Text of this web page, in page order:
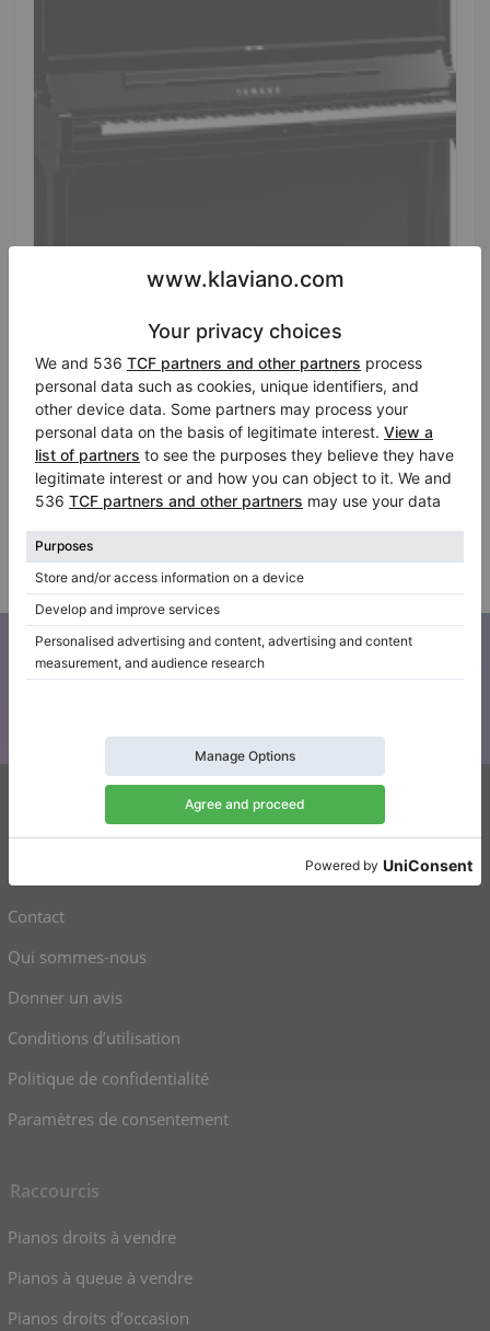
Prix de vente:
$22,159.04
Hot
Neufs, Yamaha, SE122 SH
Hauteur:48″
Pays:Italie
Ville:Cavernago
Professionnel (Entreprise)
Vendeur vérifié
S’abonner à notre newsletter
Restez au courant de toutes les nouvelles de Klaviano
Contact
Qui sommes-nous
Donner un avis
Conditions d’utilisation
Politique de confidentialité
Paramètres de consentement
Raccourcis
Pianos droits à vendre
Pianos à queue à vendre
Pianos droits d’occasion